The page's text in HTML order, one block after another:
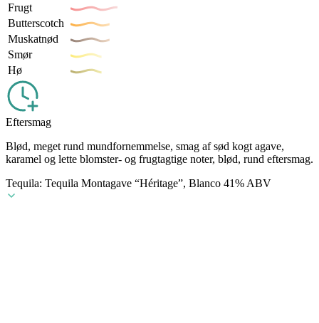
Frugt
Butterscotch
Muskatnød
Smør
Hø
Eftersmag
Blød, meget rund mundfornemmelse, smag af sød kogt agave,
karamel og lette blomster- og frugtagtige noter, blød, rund eftersmag.
Tequila: Tequila Montagave “Héritage”, Blanco 41% ABV